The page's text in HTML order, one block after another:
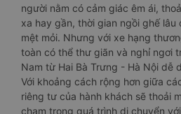
người nằm có cảm giác êm ái,
xa hay gần, thời gian ngồi ghế lâu
mệt mỏi. Nhưng với xe hạng
toàn có thể thư giãn và nghỉ ngơi
Nam từ Hai Bà Trưng - Hà Nội dễ
Với khoảng cách rộng hơn giữa
riêng tư của hành khách sẽ thoải
chạm trong quá trình di chuyển